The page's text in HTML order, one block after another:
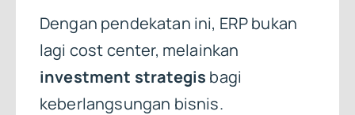
Dengan pendekatan ini, ERP bukan
lagi cost center, melainkan
investment strategis bagi
keberlangsungan bisnis.